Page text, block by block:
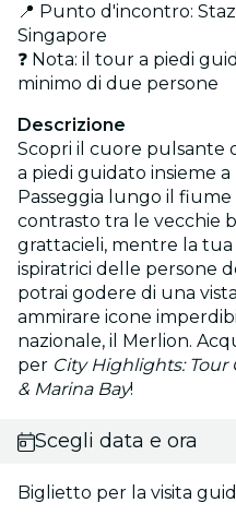
📍 Punto d'incontro:
Singapore
❓ Nota: il tour a piedi
minimo di due persone
Descrizione
Scopri il cuore pulsante
a piedi guidato insieme
Passeggia lungo il fiume
contrasto tra le vecchie
grattacieli, mentre la
ispiratrici delle persone
potrai godere di una
ammirare icone
nazionale, il Merlion.
per City Highlights: Tour
& Marina Bay!
Scegli data e ora
Biglietto per la visita